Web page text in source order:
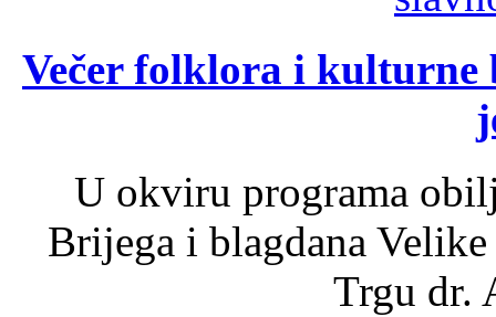
Večer folklora i kulturne
U okviru programa
Brijega i blagdana
Trgu dr.